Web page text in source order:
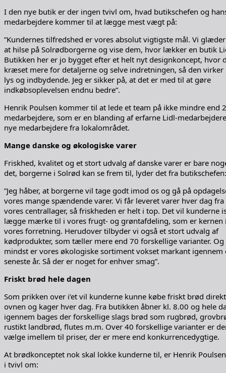
I den nye butik er der ingen tvivl om, hvad butikschefen og
medarbejdere kommer til at lægge mest vægt på:
”Kundernes tilfredshed er vores absolut vigtigste mål. Vi
at hilse på Solrødborgerne og vise dem, hvor lækker en butik
Butikken her er jo bygget efter et helt nyt designkoncept, hvor
kræset mere for detaljerne og selve indretningen, så den virker
lys og indbydende. Jeg er sikker på, at det er med til at gøre
indkøbsoplevelsen endnu bedre”.
Henrik Poulsen kommer til at lede et team på ikke mindre end
medarbejdere, som er en blanding af erfarne Lidl-
nye medarbejdere fra lokalområdet.
Mange danske og økologiske varer
Friskhed, kvalitet og et stort udvalg af danske varer er bare
det, borgerne i Solrød kan se frem til, lyder det fra butikschefen:
”Jeg håber, at borgerne vil tage godt imod os og gå på
vores mange spændende varer. Vi får leveret varer hver dag fra
vores centrallager, så friskheden er helt i top. Det vil kunderne
lægge mærke til i vores frugt- og grøntafdeling, som er kernen
vores forretning. Herudover tilbyder vi også et stort udvalg af
kødprodukter, som tæller mere end 70 forskellige varianter. Og
mindst er vores økologiske sortiment vokset markant igennem
seneste år. Så der er noget for enhver smag”.
Friskt brød hele dagen
Som prikken over i’et vil kunderne kunne købe friskt brød
ovnen og kager hver dag. Fra butikken åbner kl. 8.00 og hele
igennem bages der forskellige slags brød som rugbrød,
rustikt landbrød, flutes m.m. Over 40 forskellige varianter er
vælge imellem til priser, der er mere end konkurrencedygtige.
At brødkonceptet nok skal lokke kunderne til, er Henrik
i tvivl om: